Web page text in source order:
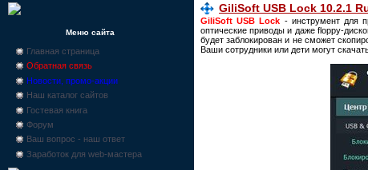
Меню сайта
Главная страница
Обратная связь
Новости, промо-акции
Наш каталог сайтов
Гостевая книга
Форум
Ваш вопрос - наш ответ
Заработок для web-мастера
GiliSoft USB Lock 10.2.1
GiliSoft USB Lock - инструмент для
оптические приводы и даже floppy-
будет заблокирован и не сможет
Ваши сотрудники или дети могут